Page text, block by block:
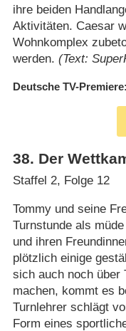
ihre beiden
Aktivitäten. Caesar
Wohnkomplex
werden. (Text:
Deutsche TV-Premiere
38. Der
Staffel 2, Folge 12
Tommy und seine
Turnstunde als
und ihren
plötzlich einige
sich auch noch über
machen, kommt es
Turnlehrer schlägt
Form eines